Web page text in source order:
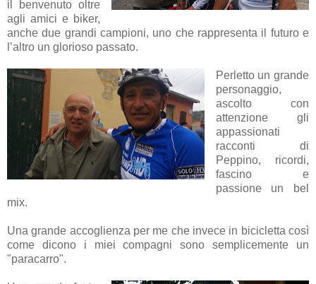
il benvenuto oltre
agli amici e biker,
anche due grandi campioni, uno che rappresenta il futuro e
l’altro un glorioso passato.
Perletto un grande
personaggio,
ascolto con
attenzione gli
appassionati
racconti di
Peppino, ricordi,
fascino e
passione un bel
mix.
Una grande accoglienza per me che invece in bicicletta così
come dicono i miei compagni sono semplicemente un
"paracarro".